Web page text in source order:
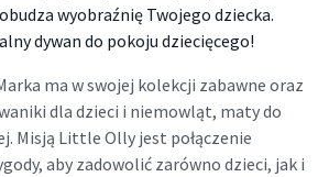
wyobraźnię Twojego dziecka.
dywan do pokoju dziecięcego!
ma w swojej kolekcji zabawne oraz
dla dzieci i niemowląt, maty do
Misją Little Olly jest połączenie
aby zadowolić zarówno dzieci, jak i